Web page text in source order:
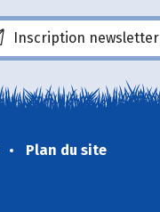
Inscription newsletter
Plan du site